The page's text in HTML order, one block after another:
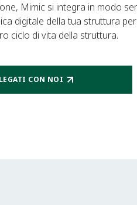
Mimic si integra in modo
digitale della tua struttura
ciclo di vita della struttura.
CON NOI